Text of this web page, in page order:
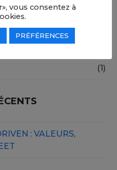
(1)
: VALEURS,
vous consentez à
PRÉFÉRENCES